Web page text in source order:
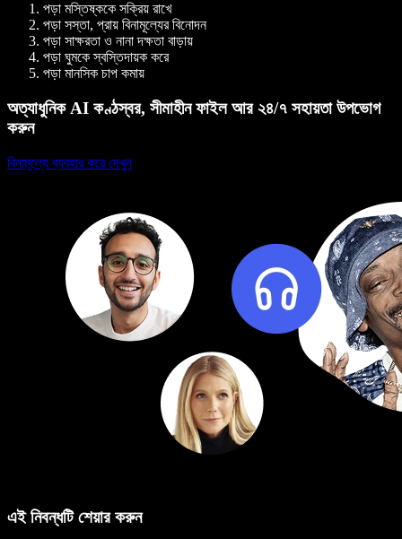
পড়া মস্তিষ্ককে সক্রিয় রাখে
পড়া সস্তা, প্রায় বিনামূল্যের বিনোদন
পড়া সাক্ষরতা ও নানা দক্ষতা বাড়ায়
পড়া ঘুমকে স্বস্তিদায়ক করে
পড়া মানসিক চাপ কমায়
অত্যাধুনিক AI কণ্ঠস্বর, সীমাহীন ফাইল আর ২৪/৭ সহায়তা উপভোগ
করুন
বিনামূল্যে ব্যবহার করে দেখুন
এই নিবন্ধটি শেয়ার করুন